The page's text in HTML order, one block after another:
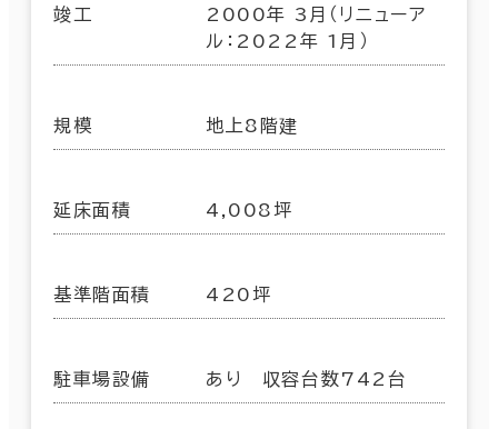
竣工
2000年 3月（リニューア
ル：2022年 1月）
規模 地上8階建
延床面積 4,008坪
基準階面積 420坪
駐車場設備 あり 収容台数742台